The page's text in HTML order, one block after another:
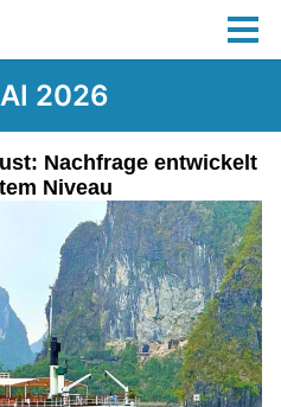
2026
Nachfrage entwickelt
Niveau